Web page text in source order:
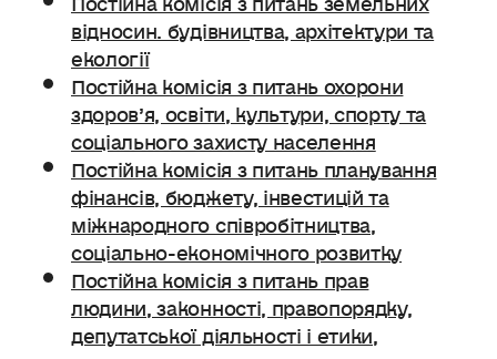
відносин. будівництва, архітектури та
екології
Постійна комісія з питань охорони
здоров’я, освіти, культури, спорту та
соціального захисту населення
Постійна комісія з питань планування
фінансів, бюджету, інвестицій та
міжнародного співробітництва,
соціально-економічного розвитку
Постійна комісія з питань прав
людини, законності, правопорядку,
депутатської діяльності і етики,